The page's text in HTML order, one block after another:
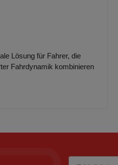
Lösung für Fahrer, die
Fahrdynamik kombinieren